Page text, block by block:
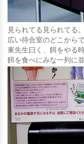
見られてる見られてる。
広い待合室のどこから
東先生曰く、餌をやる
餌を食べにみな一列に